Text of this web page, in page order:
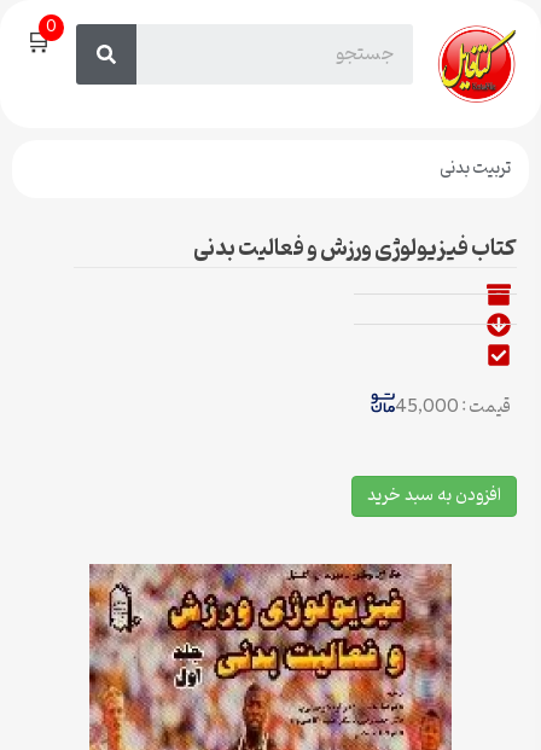
🛒0
تربیت بدنی
کتاب فیزیولوژی ورزش و فعالیت بدنی
قیمت : 45,000
افزودن به سبد خرید